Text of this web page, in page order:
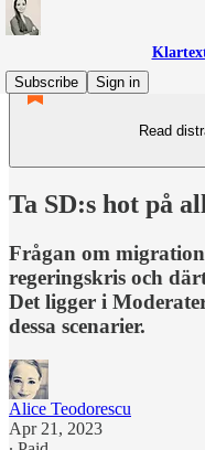
Subscribe
Sign in
Read
Ta SD:s hot på
Frågan om
regeringskris och
Det ligger i
dessa scenarier.
Alice Teodorescu
Apr 21, 2023